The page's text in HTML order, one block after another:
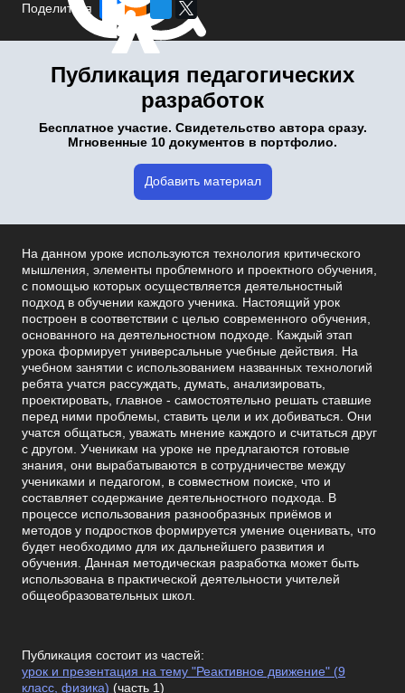
Поделиться
Публикация педагогических
разработок
Бесплатное участие. Свидетельство автора сразу.
Мгновенные 10 документов в портфолио.
Добавить материал
На данном уроке используются технология критического
мышления, элементы проблемного и проектного обучения,
с помощью которых осуществляется деятельностный
подход в обучении каждого ученика. Настоящий урок
построен в соответствии с целью современного обучения,
основанного на деятельностном подходе. Каждый этап
урока формирует универсальные учебные действия. На
учебном занятии с использованием названных технологий
ребята учатся рассуждать, думать, анализировать,
проектировать, главное - самостоятельно решать ставшие
перед ними проблемы, ставить цели и их добиваться. Они
учатся общаться, уважать мнение каждого и считаться друг
с другом. Ученикам на уроке не предлагаются готовые
знания, они вырабатываются в сотрудничестве между
учениками и педагогом, в совместном поиске, что и
составляет содержание деятельностного подхода. В
процессе использования разнообразных приёмов и
методов у подростков формируется умение оценивать, что
будет необходимо для их дальнейшего развития и
обучения. Данная методическая разработка может быть
использована в практической деятельности учителей
общеобразовательных школ.
Публикация состоит из частей:
урок и презентация на тему "Реактивное движение" (9
класс, физика) (часть 1)